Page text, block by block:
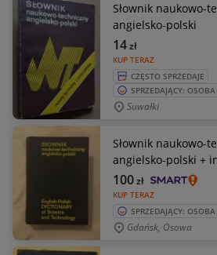
Słownik naukowo-
angielsko-polski
KUP TERAZ
14zł
CZĘSTO SPRZEDAJE
SPRZEDAJĄCY:
Suwałki
Słownik naukowo-
angielsko-polski +
KUP TERAZ
100zł
SPRZEDAJĄCY:
Gdańsk, Osowa